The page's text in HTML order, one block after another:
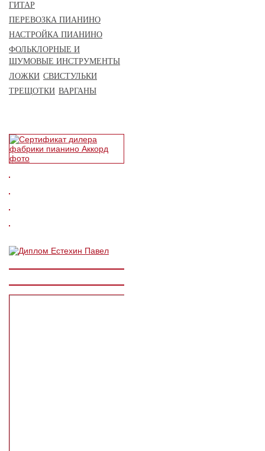
ГИТАР
ПЕРЕВОЗКА ПИАНИНО
НАСТРОЙКА ПИАНИНО
ФОЛЬКЛОРНЫЕ И
ШУМОВЫЕ ИНСТРУМЕНТЫ
ЛОЖКИ СВИСТУЛЬКИ
ТРЕЩОТКИ ВАРГАНЫ